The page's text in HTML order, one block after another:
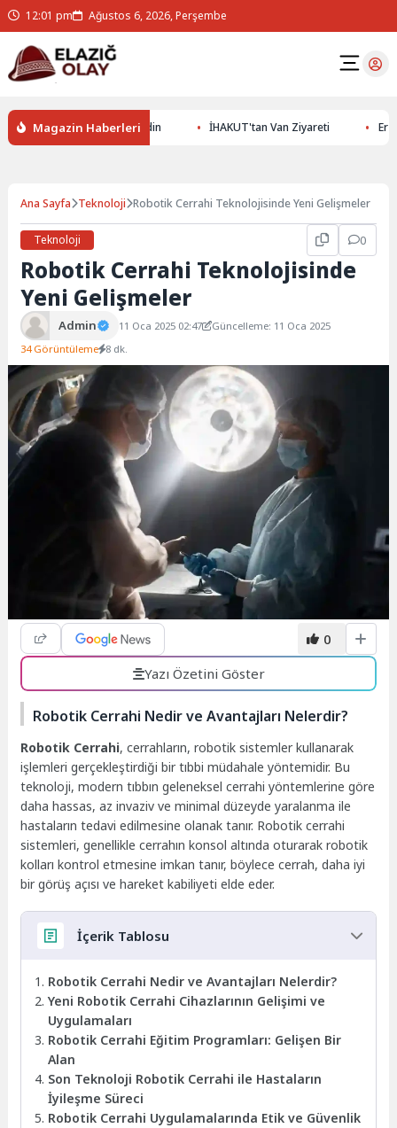
12:01 pm Ağustos 6, 2026, Perşembe
Magazin Haberleri
Gizemlerini Keşfedin İHAKUT'tan Van Ziyareti
Ana Sayfa Teknoloji Robotik Cerrahi Teknolojisinde Yeni Gelişmeler
Teknoloji 0
Robotik Cerrahi Teknolojisinde
Yeni Gelişmeler
Admin 11 Oca 2025 02:47
Güncelleme: 11 Oca 2025
34 Görüntüleme 8 dk.
0
Yazı Özetini Göster
Robotik Cerrahi Nedir ve Avantajları Nelerdir?
Robotik Cerrahi, cerrahların, robotik sistemler kullanarak
işlemleri gerçekleştirdiği bir tıbbi müdahale yöntemidir. Bu
teknoloji, modern tıbbın geleneksel cerrahi yöntemlerine göre
daha hassas, az invaziv ve minimal düzeyde yaralanma ile
hastaların tedavi edilmesine olanak tanır. Robotik cerrahi
sistemleri, genellikle cerrahın konsol altında oturarak robotik
kolları kontrol etmesine imkan tanır, böylece cerrah, daha iyi
bir görüş açısı ve hareket kabiliyeti elde eder.
İçerik Tablosu
Robotik Cerrahi Nedir ve Avantajları Nelerdir?
Yeni Robotik Cerrahi Cihazlarının Gelişimi ve
Uygulamaları
Robotik Cerrahi Eğitim Programları: Gelişen Bir
Alan
Son Teknoloji Robotik Cerrahi ile Hastaların
İyileşme Süreci
Robotik Cerrahi Uygulamalarında Etik ve Güvenlik